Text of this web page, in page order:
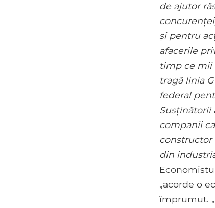
de ajutor
și pentru
afacerile
timp ce mii
tragă linia
federal
Susținătorii
companii
din
„acorde o
împrumut.